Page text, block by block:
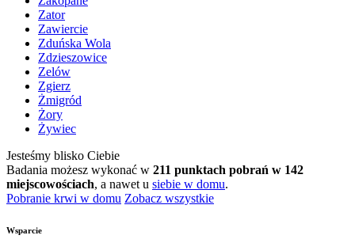
Zator
Zawiercie
Zduńska Wola
Zdzieszowice
Zelów
Zgierz
Żmigród
Żory
Żywiec
Jesteśmy blisko Ciebie
Badania możesz wykonać w 211 punktach pobrań w 142
miejscowościach, a nawet u siebie w domu.
Pobranie krwi w domu Zobacz wszystkie
Wsparcie